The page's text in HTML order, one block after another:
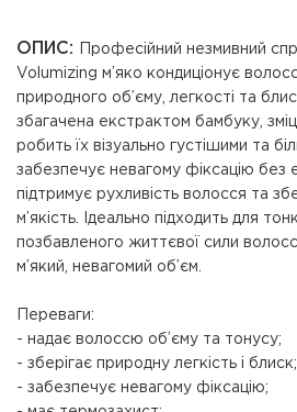
ОПИС:
Професійний незмивний
Volumizing м’яко кондиціонує
природного об’єму, легкості та
збагачена екстрактом бамбуку,
робить їх візуально густішими та
забезпечує невагому фіксацію без
підтримує рухливість волосся та
м’якість. Ідеально підходить для
позбавленого життєвої сили
м’який, невагомий об’єм.
Переваги:
- надає волоссю об’єму та тонусу;
- зберігає природну легкість і блиск;
- забезпечує невагому фіксацію;